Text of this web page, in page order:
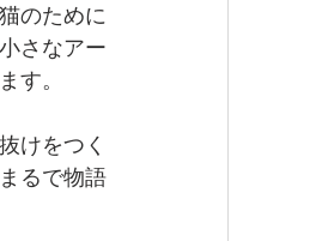
のために
さなアー
す。
けをつく
るで物語